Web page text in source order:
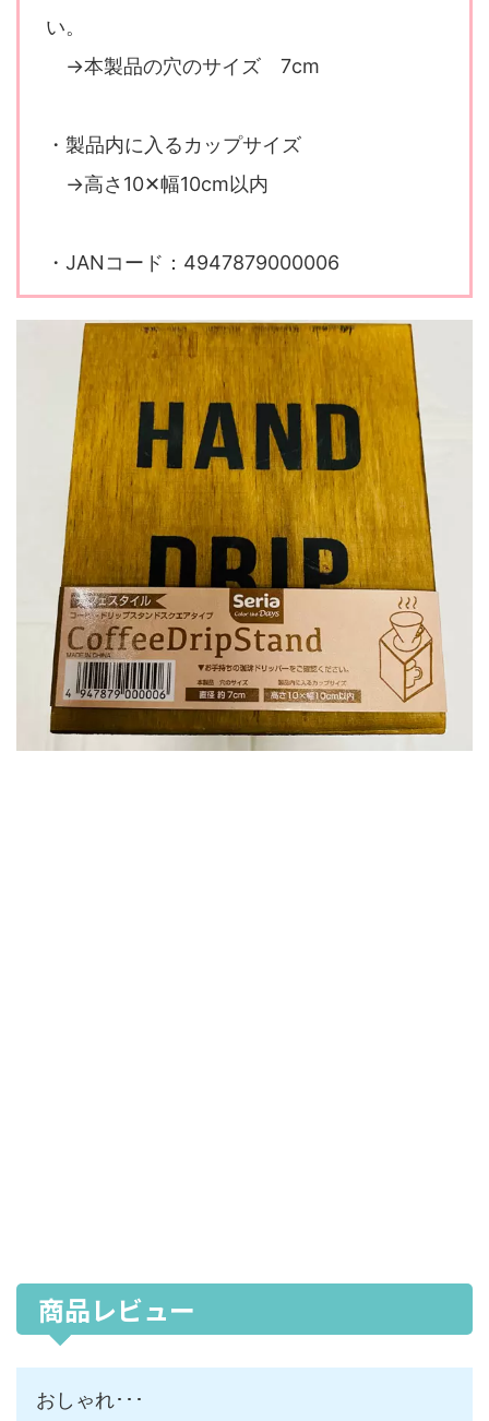
い。
→本製品の穴のサイズ 7cm
・製品内に入るカップサイズ
→高さ10✕幅10cm以内
・JANコード：4947879000006
商品レビュー
おしゃれ･･･